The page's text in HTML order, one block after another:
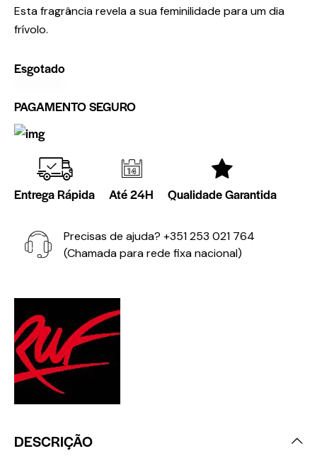
Esta fragrância revela a sua feminilidade para um dia
frívolo.
Esgotado
PAGAMENTO SEGURO
Entrega Rápida Até 24H Qualidade Garantida
Precisas de ajuda? +351 253 021 764
(Chamada para rede fixa nacional)
DESCRIÇÃO